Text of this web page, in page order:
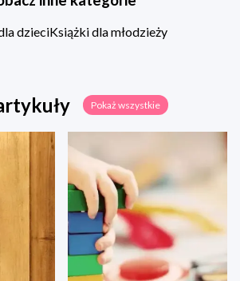
dzieciKsiążki dla młodzieży
Pokaż wszystkie